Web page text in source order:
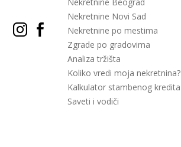
Nekretnine Novi Sad
Nekretnine po mestima
Zgrade po gradovima
Analiza tržišta
Koliko vredi moja nekretnina?
Kalkulator stambenog kredita
Saveti i vodiči